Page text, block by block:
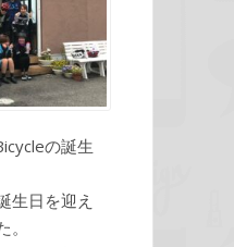
の誕生
生日を迎え